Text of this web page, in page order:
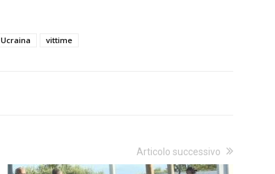
Ucraina vittime
Articolo successivo